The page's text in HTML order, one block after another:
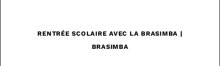
RENTRÉE SCOLAIRE AVEC LA BRASIMBA |
BRASIMBA